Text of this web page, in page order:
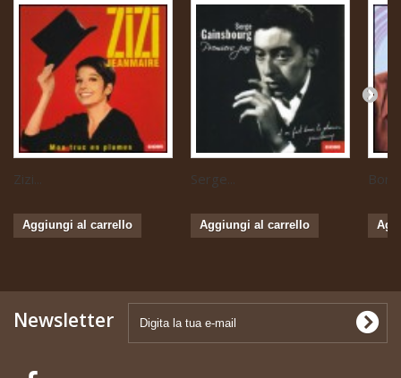
Zizi...
Aggiungi al carrello
Serge...
Aggiungi al carrello
Newsletter